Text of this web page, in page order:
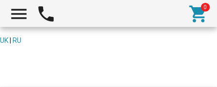
  
UK RU